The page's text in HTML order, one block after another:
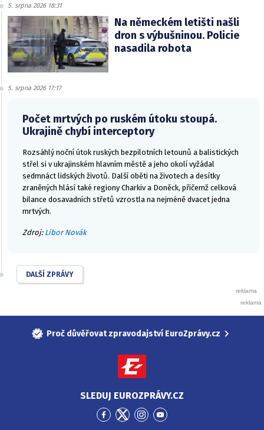
5. srpna 2026 18:31
Na německém letišti našli
dron s výbušninou. Policie
nasadila robota
5. srpna 2026 17:17
Počet mrtvých po ruském útoku stoupá.
Ukrajině chybí interceptory
Rozsáhlý noční útok ruských bezpilotních letounů a balistických
střel si v ukrajinském hlavním městě a jeho okolí vyžádal
sedmnáct lidských životů. Další oběti na životech a desítky
zraněných hlásí také regiony Charkiv a Doněck, přičemž celková
bilance dosavadních střetů vzrostla na nejméně dvacet jedna
mrtvých.
Zdroj: Libor Novák
DALŠÍ ZPRÁVY
Proč důvěřovat zpravodajství EuroZprávy.cz
SLEDUJ EUROZPRÁVY.CZ
PřejítPřejítPřejítPřejít